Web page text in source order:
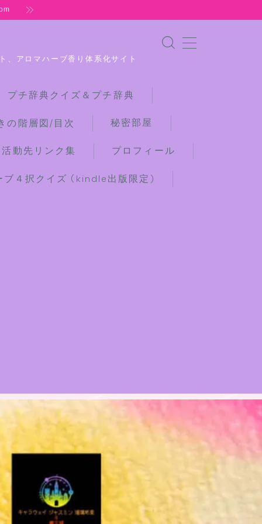
、アロマハーブ香り体系化サイト
チ辞典クイズ＆プチ辞典
の階層図/目次 秘密部屋
動先リンク集 プロフィール
４択クイズ (kindle出版限定)